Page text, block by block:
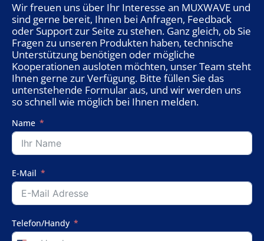
Wir freuen uns über Ihr Interesse an MUXWAVE und
sind gerne bereit, Ihnen bei Anfragen, Feedback
oder Support zur Seite zu stehen. Ganz gleich, ob Sie
Fragen zu unseren Produkten haben, technische
Unterstützung benötigen oder mögliche
Kooperationen ausloten möchten, unser Team steht
Ihnen gerne zur Verfügung. Bitte füllen Sie das
untenstehende Formular aus, und wir werden uns
so schnell wie möglich bei Ihnen melden.
Name
E-Mail
Telefon/Handy